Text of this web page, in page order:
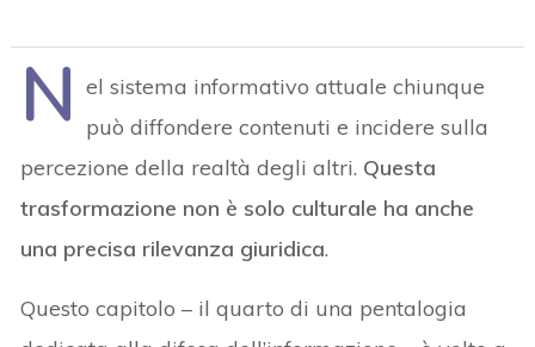
N el sistema informativo attuale chiunque
può diffondere contenuti e incidere sulla
percezione della realtà degli altri. Questa
trasformazione non è solo culturale ha anche
una precisa rilevanza giuridica.
Questo capitolo – il quarto di una pentalogia